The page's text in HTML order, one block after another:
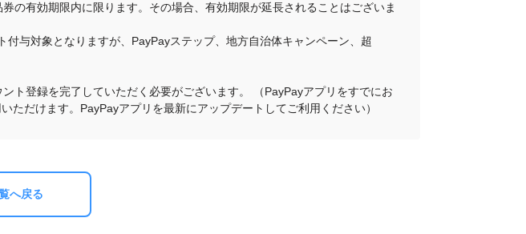
の有効期限内に限ります。その場合、有効期限が延長されることはございま
与対象となりますが、PayPayステップ、地方自治体キャンペーン、超
ト登録を完了していただく必要がございます。 （PayPayアプリをすでにお
だけます。PayPayアプリを最新にアップデートしてご利用ください）
へ戻る